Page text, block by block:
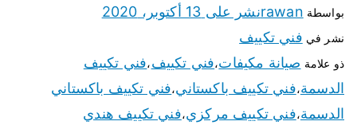
بواسطة rawanنشر على 13 أكتوبر، 2020
نشر في فني تكييف
ذو علامة صيانة مكيفات،فني تكييف،فني تكييف
الدسمة،فني تكييف باكستاني،فني تكييف باكستاني
الدسمة،فني تكييف مركزي،فني تكييف هندي